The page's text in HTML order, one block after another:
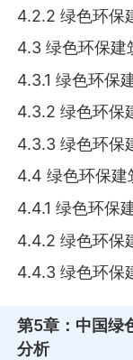
4.2.2 绿色环保
4.3 绿色环保建
4.3.1 绿色环保
4.3.2 绿色环保
4.3.3 绿色环保
4.4 绿色环保建
4.4.1 绿色环保
4.4.2 绿色环保
4.4.3 绿色环保
第5章 ：中国
分析